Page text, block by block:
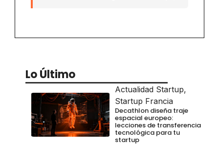
Lo Último
Actualidad Startup,
Startup Francia
Decathlon diseña traje
espacial europeo:
lecciones de transferencia
tecnológica para tu
startup